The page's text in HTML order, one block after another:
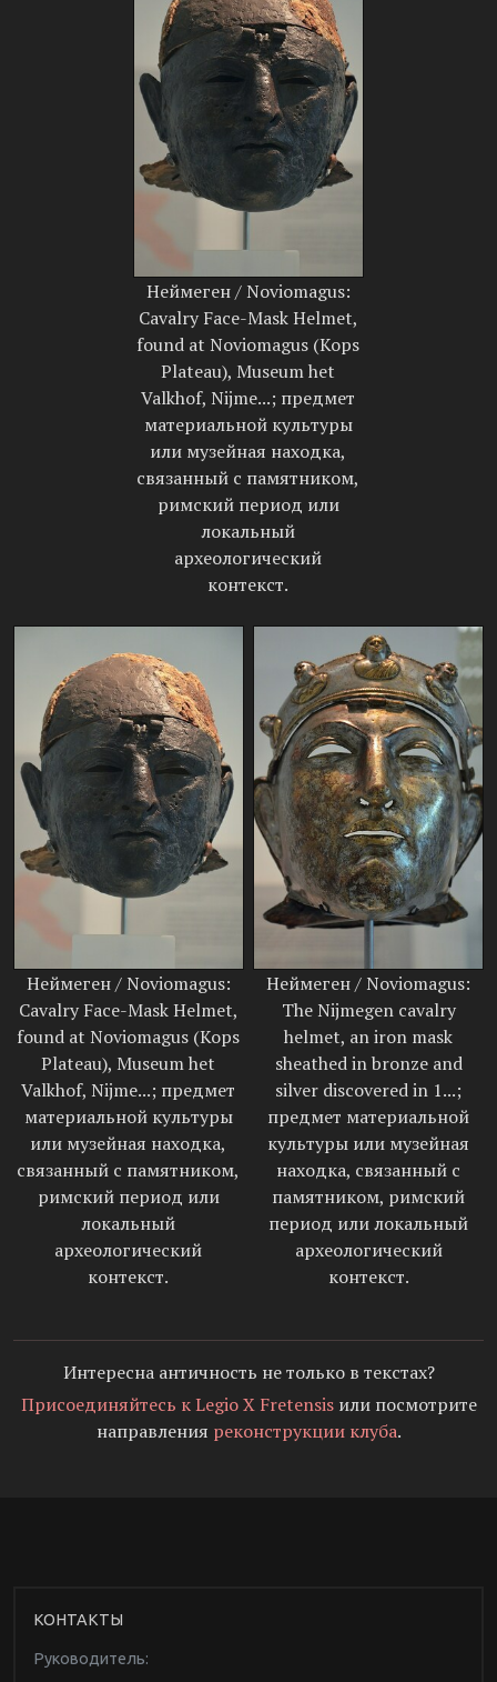
Неймеген / Noviomagus:
Cavalry Face-Mask Helmet,
found at Noviomagus (Kops
Plateau), Museum het
Valkhof, Nijme...; предмет
материальной культуры
или музейная находка,
связанный с памятником,
римский период или
локальный
археологический
контекст.
Неймеген / Noviomagus:
Cavalry Face-Mask Helmet,
found at Noviomagus (Kops
Plateau), Museum het
Valkhof, Nijme...; предмет
материальной культуры
или музейная находка,
связанный с памятником,
римский период или
локальный
археологический
контекст.
Неймеген / Noviomagus:
The Nijmegen cavalry
helmet, an iron mask
sheathed in bronze and
silver discovered in 1...;
предмет материальной
культуры или музейная
находка, связанный с
памятником, римский
период или локальный
археологический
контекст.
Интересна античность не только в текстах?
Присоединяйтесь к Legio X Fretensisили посмотрите
направления реконструкции клуба.
КОНТАКТЫ
Руководитель: